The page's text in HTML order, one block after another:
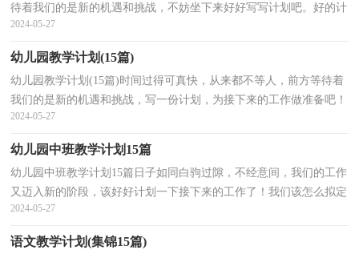
待着我们的是新的机遇和挑战，不妨坐下来好好写写计划吧。好的计
划是什么样的呢？以下是小编为大家整理的小学教学...
2024-05-27
幼儿园教学计划(15篇)
幼儿园教学计划(15篇)时间过得可真快，从来都不等人，前方等待着
我们的是新的机遇和挑战，写一份计划，为接下来的工作做准备吧！
那么计划怎么拟定才能发挥它最大的作用呢？以下是小编帮...
2024-05-27
幼儿园中班教学计划15篇
幼儿园中班教学计划15篇日子如同白驹过隙，不经意间，我们的工作
又迈入新的阶段，该好好计划一下接下来的工作了！我们该怎么拟定
计划呢？以下是小编为大家收集的幼儿园中班教学计划，仅...
2024-05-27
语文教学计划(集锦15篇)